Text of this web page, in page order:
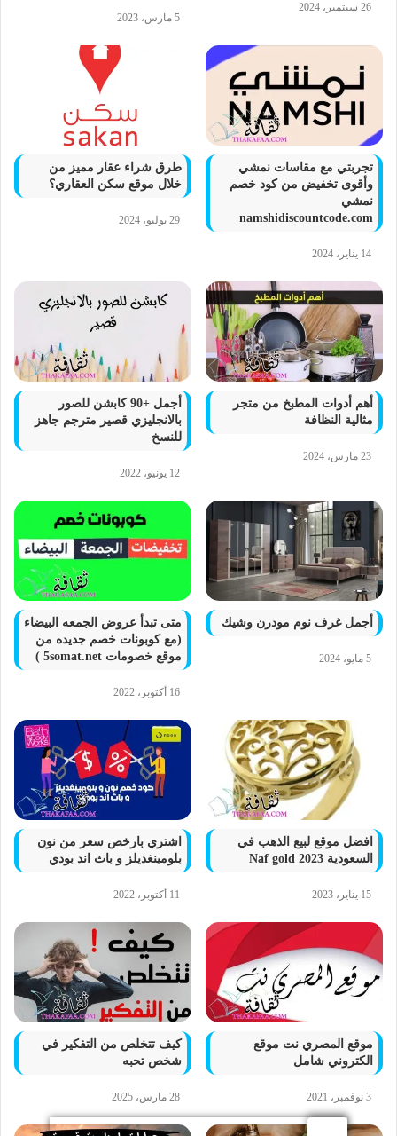
26 سبتمبر، 2024
5 مارس، 2023
تجربتي مع مقاسات نمشي
وأقوى تخفيض من كود خصم
نمشي
namshidiscountcode.com
14 يناير، 2024
طرق شراء عقار مميز من
خلال موقع سكن العقاري؟
29 يوليو، 2024
أهم أدوات المطبخ من متجر
مثالية النظافة
23 مارس، 2024
أجمل +90 كابشن للصور
بالانجليزي قصير مترجم جاهز
للنسخ
12 يونيو، 2022
أجمل غرف نوم مودرن وشيك
5 مايو، 2024
متى تبدأ عروض الجمعه البيضاء
(مع كوبونات خصم جديده من
موقع خصومات 5somat.net )
16 أكتوبر، 2022
افضل موقع لبيع الذهب في
السعودية Naf gold 2023
15 يناير، 2023
اشتري بارخص سعر من نون
بلومينغديلز و باث اند بودي
11 أكتوبر، 2022
موقع المصري نت موقع
الكتروني شامل
3 نوفمبر، 2021
كيف تتخلص من التفكير في
شخص تحبه
28 مارس، 2025